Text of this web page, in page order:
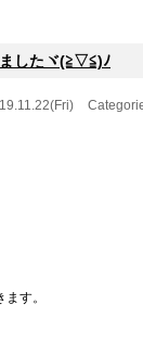
したヾ(≧▽≦)ﾉ
す。